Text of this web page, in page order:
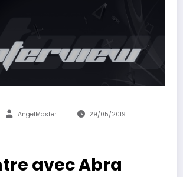
AngelMaster 29/05/2019
avec Abra